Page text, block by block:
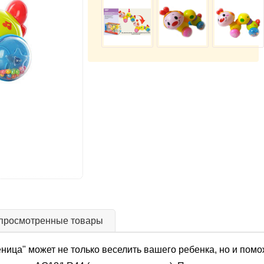
товары
может не только веселить вашего ребенка, но и